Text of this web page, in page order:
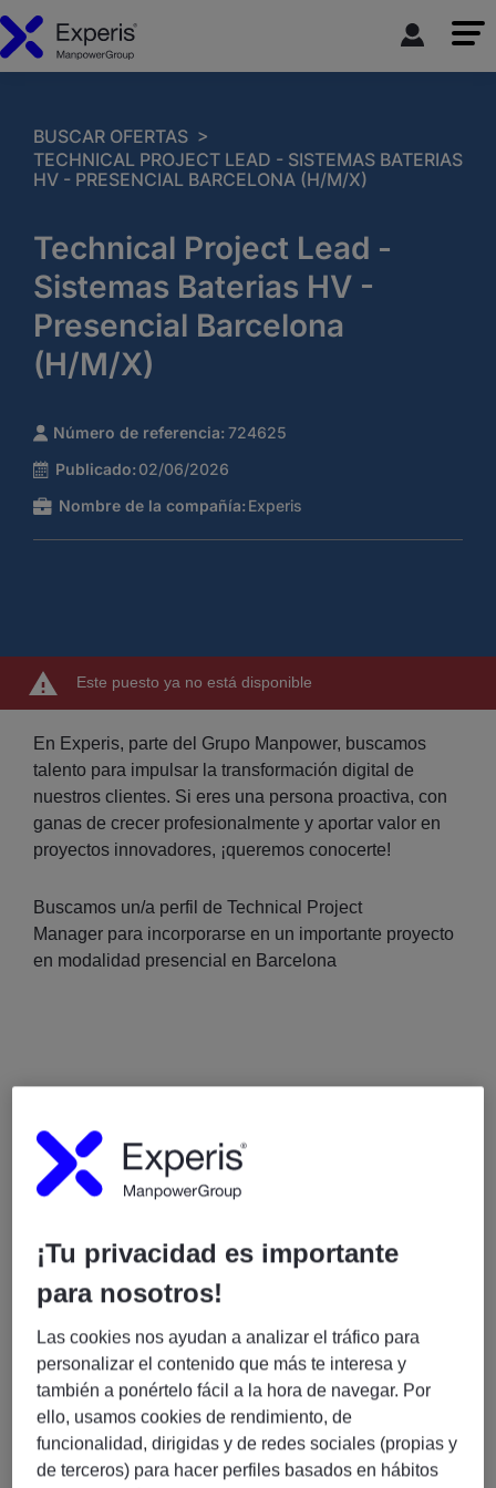
BUSCAR OFERTAS >
TECHNICAL PROJECT LEAD - SISTEMAS BATERIAS
HV - PRESENCIAL BARCELONA (H/M/X)
Technical Project Lead -
Sistemas Baterias HV -
Presencial Barcelona
(H/M/X)
Número de referencia: 724625
Publicado: 02/06/2026
Nombre de la compañía: Experis
Este puesto ya no está disponible
En Experis, parte del Grupo Manpower, buscamos
talento para impulsar la transformación digital de
nuestros clientes. Si eres una persona proactiva, con
ganas de crecer profesionalmente y aportar valor en
proyectos innovadores, ¡queremos conocerte!
Buscamos un/a perfil de Technical Project
Manager para incorporarse en un importante proyecto
en modalidad presencial en Barcelona
Funciones
Definir y desarrollar requisitos de sistemas de
seguridad funcional y cumplimiento de
estándares internacionales de seguridad.
Liderar el desarrollo de arquitecturas de
sistemas de alto y bajo voltaje, asegurando que
todos los elementos críticos de seguridad estén
cubiertos a nivel de sistema y componente.
Integrar consideraciones de seguridad en todo el
proceso de diseño, incluyendo seguridad
funcional, análisis de peligros, análisis de modos
¡Tu privacidad es importante
para nosotros!
Las cookies nos ayudan a analizar el tráfico para
personalizar el contenido que más te interesa y
también a ponértelo fácil a la hora de navegar. Por
ello, usamos cookies de rendimiento, de
funcionalidad, dirigidas y de redes sociales (propias y
de terceros) para hacer perfiles basados en hábitos